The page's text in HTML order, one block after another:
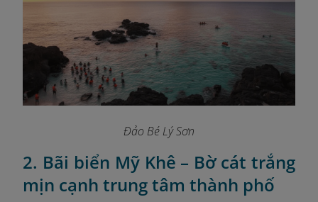
Đảo Bé Lý Sơn
2. Bãi biển Mỹ Khê – Bờ cát trắng
mịn cạnh trung tâm thành phố